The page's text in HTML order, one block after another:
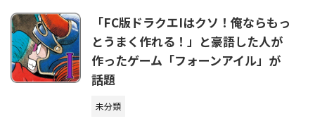
「FC版ドラクエIはクソ！俺ならもっ
とうまく作れる！」と豪語した人が
作ったゲーム「フォーンアイル」が
話題
未分類